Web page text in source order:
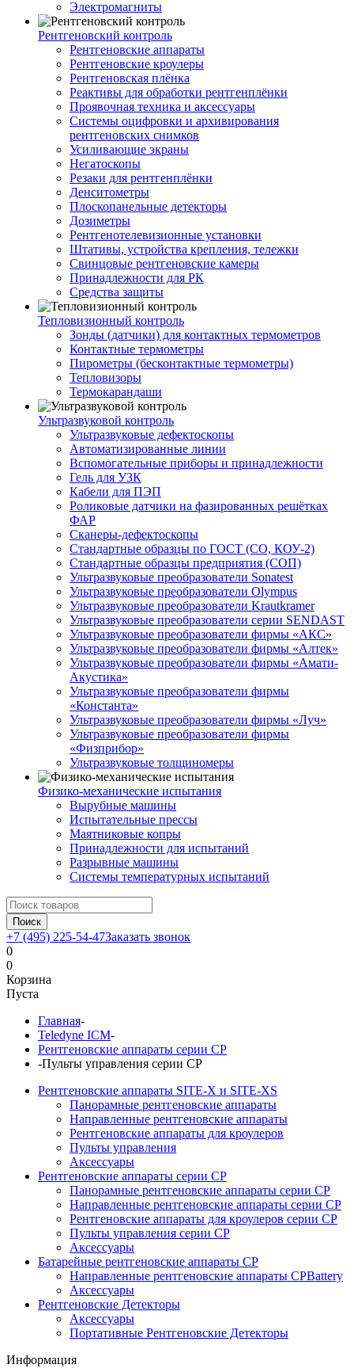
Электромагниты
Рентгеновский контроль
Рентгеновские аппараты
Рентгеновские кроулеры
Рентгеновская плёнка
Реактивы для обработки рентгенплёнки
Проявочная техника и аксессуары
Системы оцифровки и архивирования
рентгеновских снимков
Усиливающие экраны
Негатоскопы
Резаки для рентгенплёнки
Денситометры
Плоскопанельные детекторы
Дозиметры
Рентгенотелевизионные установки
Штативы, устройства крепления, тележки
Свинцовые рентгеновские камеры
Принадлежности для РК
Средства защиты
Тепловизионный контроль
Зонды (датчики) для контактных термометров
Контактные термометры
Пирометры (бесконтактные термометры)
Тепловизоры
Термокарандаши
Ультразвуковой контроль
Ультразвуковые дефектоскопы
Автоматизированные линии
Вспомогательные приборы и принадлежности
Гель для УЗК
Кабели для ПЭП
Роликовые датчики на фазированных решётках
ФАР
Сканеры-дефектоскопы
Стандартные образцы по ГОСТ (СО, КОУ-2)
Стандартные образцы предприятия (СОП)
Ультразвуковые преобразователи Sonatest
Ультразвуковые преобразователи Olympus
Ультразвуковые преобразователи Krautkramer
Ультразвуковые преобразователи серии SENDAST
Ультразвуковые преобразователи фирмы «АКС»
Ультразвуковые преобразователи фирмы «Алтек»
Ультразвуковые преобразователи фирмы «Амати-
Акустика»
Ультразвуковые преобразователи фирмы
«Константа»
Ультразвуковые преобразователи фирмы «Луч»
Ультразвуковые преобразователи фирмы
«Физприбор»
Ультразвуковые толщиномеры
Физико-механические испытания
Вырубные машины
Испытательные прессы
Маятниковые копры
Принадлежности для испытаний
Разрывные машины
Системы температурных испытаний
Поиск
+7 (495) 225-54-47Заказать звонок
0
0
Корзина
Пуста
Главная-
Teledyne ICM-
Рентгеновские аппараты серии CP
-Пульты управления серии СP
Рентгеновские аппараты SITE-X и SITE-XS
Панорамные рентгеновские аппараты
Направленные рентгеновские аппараты
Рентгеновские аппараты для кроулеров
Пульты управления
Аксессуары
Рентгеновские аппараты серии CP
Панорамные рентгеновские аппараты серии СР
Направленные рентгеновские аппараты серии CP
Рентгеновские аппараты для кроулеров серии CP
Пульты управления серии СP
Аксессуары
Батарейные рентгеновские аппараты CP
Направленные рентгеновские аппараты CPBattery
Аксессуары
Рентгеновские Детекторы
Аксессуары
Портативные Рентгеновские Детекторы
Информация